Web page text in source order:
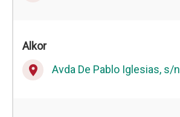
Alkor
place Avda De Pablo Iglesias, s/n